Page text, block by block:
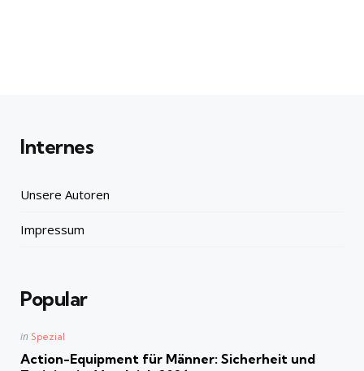
Internes
Unsere Autoren
Impressum
Popular
Posted
in Spezial
Action-Equipment für Männer: Sicherheit und